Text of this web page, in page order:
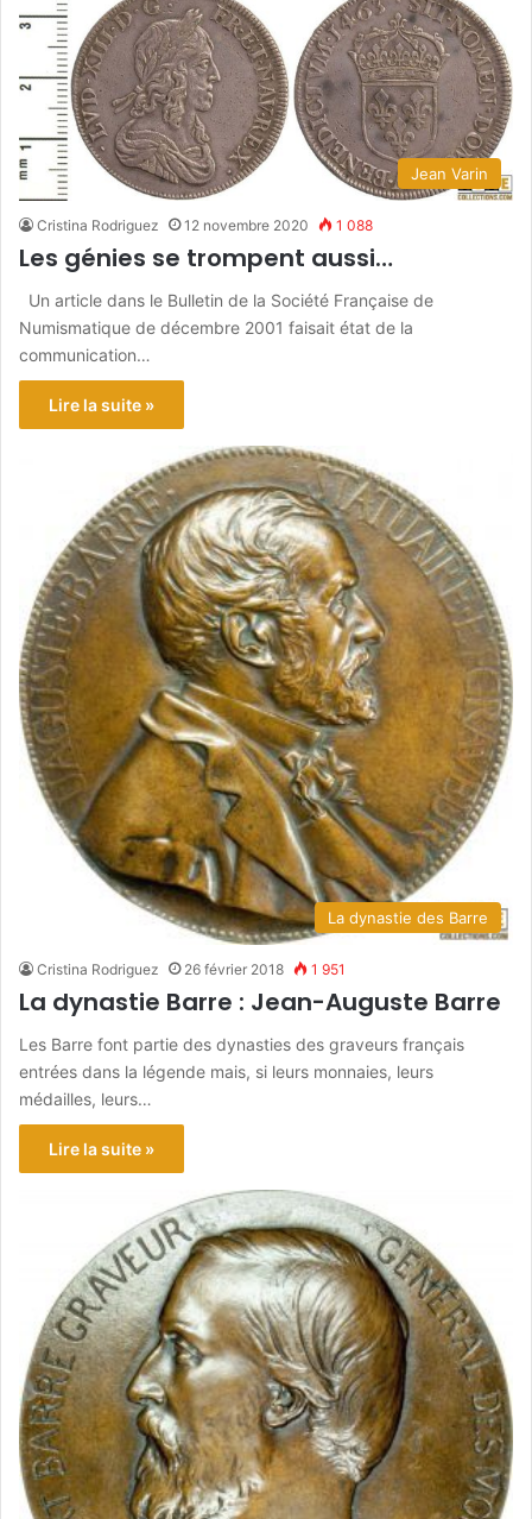
Jean Varin
Cristina Rodriguez 12 novembre 2020 1 088
Les génies se trompent aussi…
Un article dans le Bulletin de la Société Française de
Numismatique de décembre 2001 faisait état de la
communication…
Lire la suite »
La dynastie des Barre
Cristina Rodriguez 26 février 2018 1 951
La dynastie Barre : Jean-Auguste Barre
Les Barre font partie des dynasties des graveurs français
entrées dans la légende mais, si leurs monnaies, leurs
médailles, leurs…
Lire la suite »